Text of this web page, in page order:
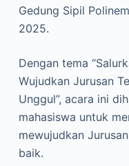
Gedung Sipil
2025.
Dengan tema
Wujudkan Jurusan
Unggul”, acara ini
mahasiswa untuk
mewujudkan
baik.